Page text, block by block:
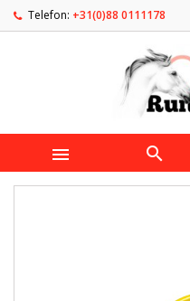
Telefon: +31(0)88 0111178
 